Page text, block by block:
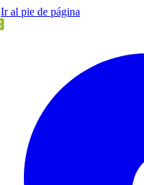
Ir al pie de página